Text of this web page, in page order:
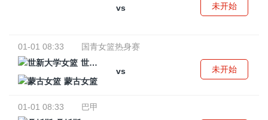
vs 未开始
01-01 08:33
国青女篮热身赛
世新大学女篮
vs
蒙古女篮
未开始
01-01 08:33
巴甲